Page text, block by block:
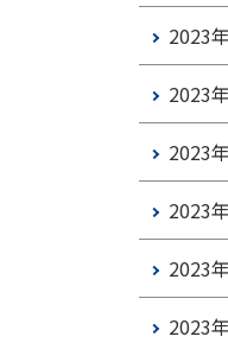
2023
2023
2023
2023
2023
2023